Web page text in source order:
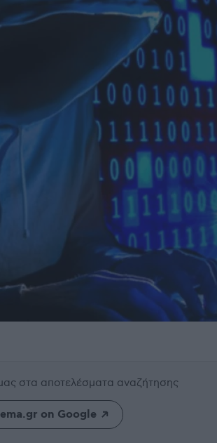
στα αποτελέσματα αναζήτησης
on Google